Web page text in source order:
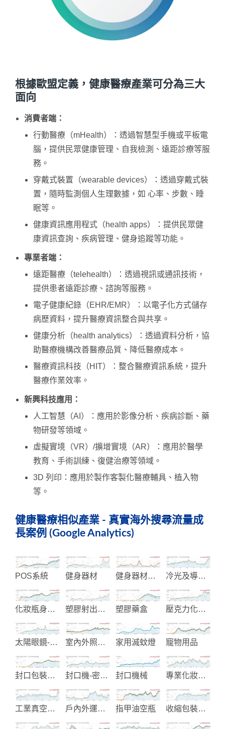
根據歐盟定義，健康醫療產業可分為三大
面向
消費者端：
行動醫療（mHealth）：透過智慧型手機或平板電
腦，提供民眾健康管理、自我檢測、遠距診療等服
務。
穿戴式裝置（wearable devices）：透過穿戴式裝
置，隨時監測個人生理數據，如 心率、步數、睡
眠等。
健康資訊應用程式（health apps）：提供民眾健
康資訊查詢、疾病管理、健身追蹤等功能。
專業者端：
遠距醫療（telehealth）：透過視訊或通訊技術，
提供患者遠距診療、諮詢等服務。
電子健康紀錄（EHR/EMR）：以電子化方式儲存
病歷資料，提升醫療資訊整合與共享。
健康分析（health analytics）：透過資料分析，協
助醫療機構改善醫療品質、降低醫療成本。
醫療資訊科技（HIT）：整合醫療資訊系統，提升
醫療作業效率。
新興科技應用：
人工智慧（AI）：應用於影像分析、疾病診斷、藥
物研發等領域。
虛擬實境（VR）/擴增實境（AR）：應用於醫學
教育、手術訓練、復健治療等領域。
3D 列印：應用於製作客製化醫療輔具、植入物
等。
健康醫療相似產業 - 真實海外搜尋流量成
長案例 (Google Analytics)
POS系統 健身器材 健身器材顯示儀表控制 冷光及導光面板
化妝瓶身製造 塑膠射出成品製造 塑膠藥盒 壓克力化妝品包裝
太陽眼鏡-安全眼鏡及和安全手電筒 室內外照明設備 家用滅蚊燈 寵物用品
封口包裝機械 封口機-密封機 封口機械 專業化妝品生產製造
工業真空包裝和加工機械 戶內外運動軟硬用品 指甲油空瓶 收縮包裝機械與材料